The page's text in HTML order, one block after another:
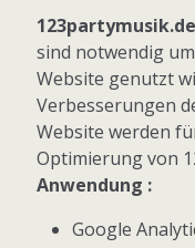
Folgen Sie uns
Facebook
Instagram
© 2026
sind notwendig
Website genutzt
Verbesserungen
Website werden
Optimierung von
Anwendung :
Google